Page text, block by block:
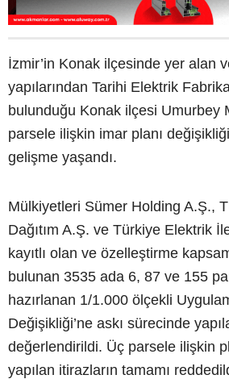
İzmir’in Konak ilçesinde yer alan
yapılarından Tarihi Elektrik
bulunduğu Konak ilçesi Umurbey
parsele ilişkin imar planı
gelişme yaşandı.
Mülkiyetleri Sümer Holding A.Ş.,
Dağıtım A.Ş. ve Türkiye Elektrik
kayıtlı olan ve özelleştirme
bulunan 3535 ada 6, 87 ve 155
hazırlanan 1/1.000 ölçekli
Değişikliği’ne askı sürecinde
değerlendirildi. Üç parsele ilişkin
yapılan itirazların tamamı